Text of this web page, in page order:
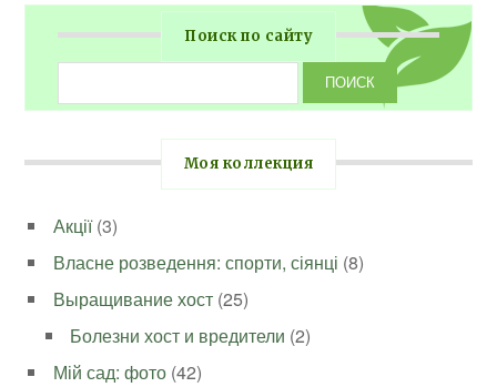
Поиск по сайту
Моя коллекция
Акції(3)
Власне розведення: спорти, сіянці (8)
Выращивание хост (25)
Болезни хост и вредители (2)
Мій сад: фото (42)